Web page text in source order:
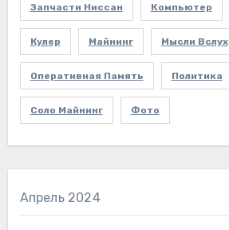
Запчасти Ниссан Компьютер
Кулер Майнинг Мысли Вслух
Оперативная Память Политика
Соло Майнинг Фото
Апрель 2024